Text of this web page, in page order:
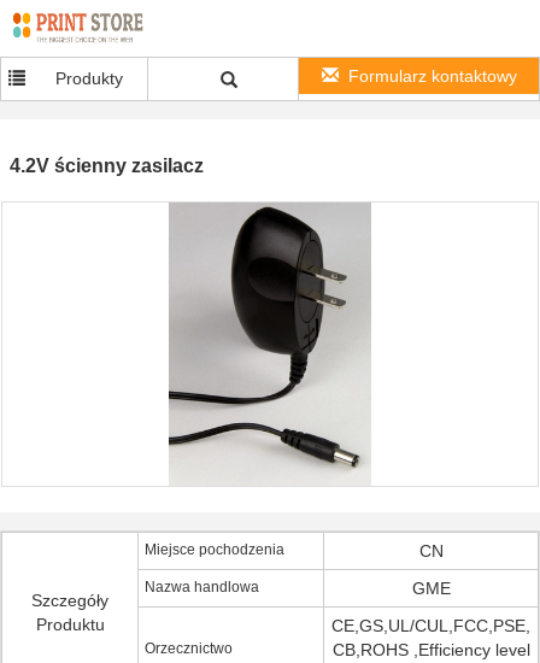
Produkty Formularz kontaktowy
4.2V ścienny zasilacz
Szczegóły
Produktu
Miejsce pochodzenia CN
Nazwa handlowa GME
Orzecznictwo
CE,GS,UL/CUL,FCC,PSE,
CB,ROHS ,Efficiency level